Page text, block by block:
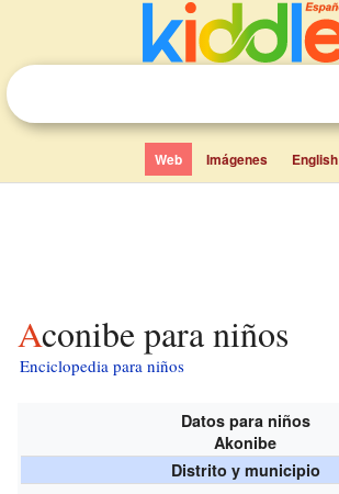
Web Imágenes English
Aconibe para niños
Enciclopedia para niños
Datos para niños
Akonibe
Distrito y municipio